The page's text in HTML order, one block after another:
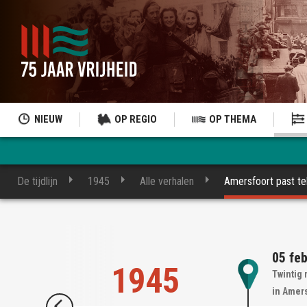
NIEUW OP REGIO OP THEMA
De tijdlijn 1945 Alle verhalen Amersfoort past
1945
05
Twintig
in